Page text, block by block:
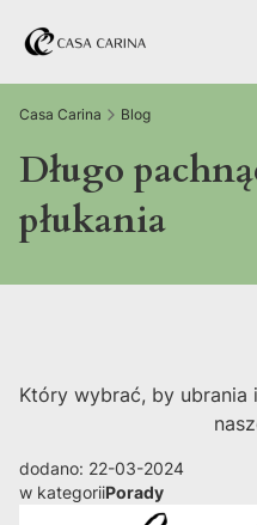
Casa Carina Blog
Długo
płukania
Który wybrać, by ubrania
dodano: 22-03-2024
w kategoriiPorady